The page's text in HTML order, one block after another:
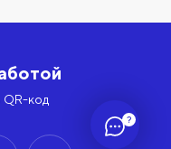
?
QR-код